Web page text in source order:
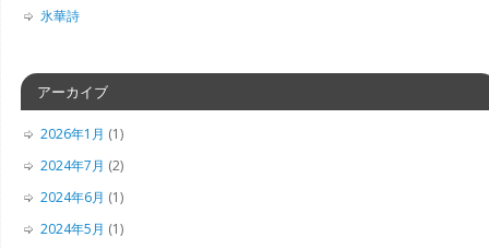
氷華詩
アーカイブ
2026年1月 (1)
2024年7月 (2)
2024年6月 (1)
2024年5月 (1)